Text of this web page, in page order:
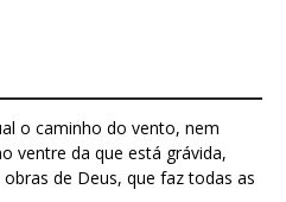
o caminho do vento, nem
ventre da que está grávida,
de Deus, que faz todas as